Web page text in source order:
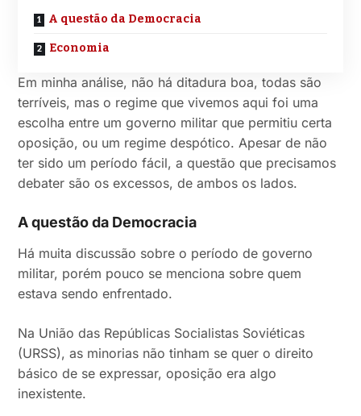
A questão da Democracia
Economia
Em minha análise, não há ditadura boa, todas são
terríveis, mas o regime que vivemos aqui foi uma
escolha entre um governo militar que permitiu certa
oposição, ou um regime despótico. Apesar de não
ter sido um período fácil, a questão que precisamos
debater são os excessos, de ambos os lados.
A questão da Democracia
Há muita discussão sobre o período de governo
militar, porém pouco se menciona sobre quem
estava sendo enfrentado.
Na União das Repúblicas Socialistas Soviéticas
(URSS), as minorias não tinham se quer o direito
básico de se expressar, oposição era algo
inexistente.